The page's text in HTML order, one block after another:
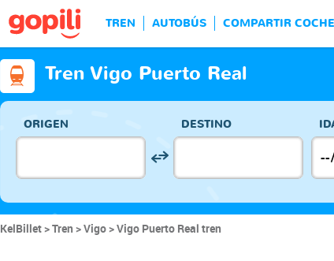
TREN AUTOBÚS COMPARTIR COCHE
Tren Vigo Puerto Real
ORIGEN DESTINO
KelBillet Tren Vigo Vigo Puerto Real tren